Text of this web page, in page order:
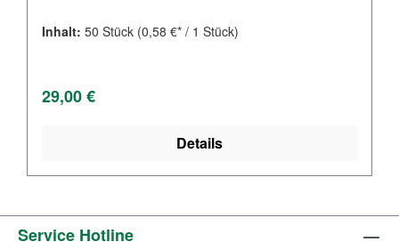
Inhalt: 50 Stück (0,58 €* / 1 Stück)
Regulärer Preis:
29,00 €
Details
Service Hotline